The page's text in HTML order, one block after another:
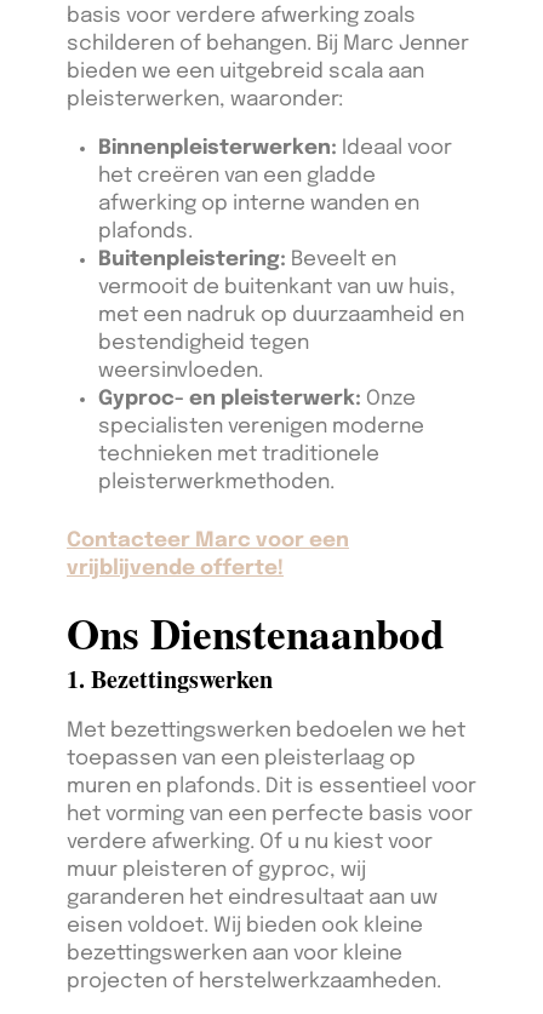
basis voor verdere afwerking zoals
schilderen of behangen. Bij Marc Jenner
bieden we een uitgebreid scala aan
pleisterwerken, waaronder:
Binnenpleisterwerken: Ideaal voor
het creëren van een gladde
afwerking op interne wanden en
plafonds.
Buitenpleistering: Beveelt en
vermooit de buitenkant van uw huis,
met een nadruk op duurzaamheid en
bestendigheid tegen
weersinvloeden.
Gyproc- en pleisterwerk: Onze
specialisten verenigen moderne
technieken met traditionele
pleisterwerkmethoden.
Contacteer Marc voor een
vrijblijvende offerte!
Ons Dienstenaanbod
1. Bezettingswerken
Met bezettingswerken bedoelen we het
toepassen van een pleisterlaag op
muren en plafonds. Dit is essentieel voor
het vorming van een perfecte basis voor
verdere afwerking. Of u nu kiest voor
muur pleisteren of gyproc, wij
garanderen het eindresultaat aan uw
eisen voldoet. Wij bieden ook kleine
bezettingswerken aan voor kleine
projecten of herstelwerkzaamheden.